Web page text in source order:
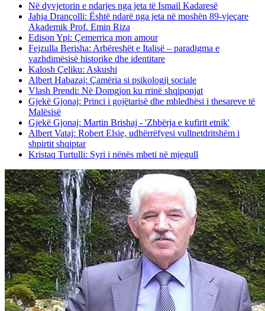
Në dyvjetorin e ndarjes nga jeta të Ismail Kadaresë
Jahja Drançolli: Është ndarë nga jeta në moshën 89-vjeçare
Akademik Prof. Emin Riza
Edison Ypi: Çemerrica mon amour
Fejzulla Berisha: Arbëreshët e Italisë – paradigma e
vazhdimësisë historike dhe identitare
Kalosh Çeliku: Askushi
Albert Habazaj: Çamëria si psikologji sociale
Vlash Prendi: Në Domgjon ku rrinë shqiponjat
Gjekë Gjonaj: Princi i gojëtarisë dhe mbledhësi i thesareve të
Malësisë
Gjekë Gjonaj: Martin Brishaj - 'Zhbërja e kufirit etnik'
Albert Vataj: Robert Elsie, udhërrëfyesi vullnetdritshëm i
shpirtit shqiptar
Kristaq Turtulli: Syri i nënës mbeti në mjegull